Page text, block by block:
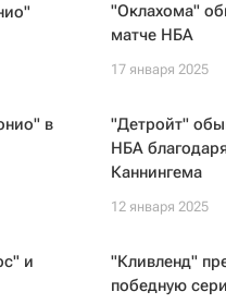
"Оклахома"
матче НБА
17 января 2025
в
"Детройт"
НБА
Каннингема
12 января 2025
и
"Кливленд"
победную